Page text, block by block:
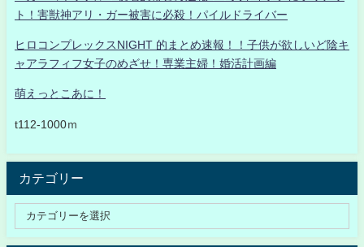
ト！害獣神アリ・ガー被害に必殺！パイルドライバー
ヒロコンプレックスNIGHT 的まとめ速報！！子供が欲しいど陰キ
ャアラフィフ女子のめざせ！専業主婦！婚活計画編
萌えっとこあに！
t112-1000ｍ
カテゴリー